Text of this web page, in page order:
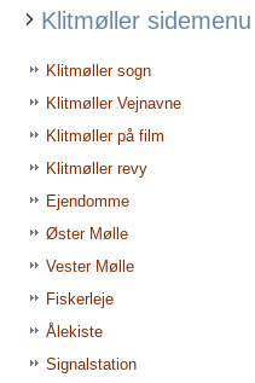
Klitmøller sidemenu
Klitmøller sogn
Klitmøller Vejnavne
Klitmøller på film
Klitmøller revy
Ejendomme
Øster Mølle
Vester Mølle
Fiskerleje
Ålekiste
Signalstation